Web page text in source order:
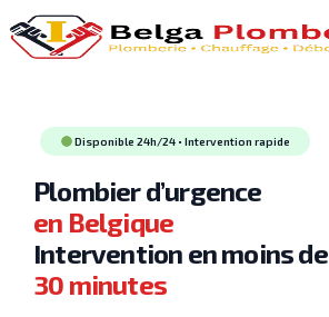
Disponible 24h/24 • Intervention rapide
Plombier d’urgence
en Belgique
Intervention en moins de
30 minutes